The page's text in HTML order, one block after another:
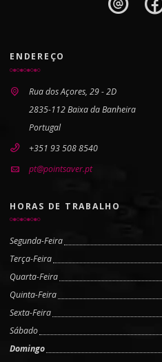
ENDEREÇO
Rua dos Açores, 29 - 2D
2835-112 Baixa da Banheira
Portugal
+351 93 508 8540
pt@pointsaver.pt
HORAS DE TRABALHO
Segunda-Feira
Terça-Feira
Quarta-Feira
Quinta-Feira
Sexta-Feira
Sábado
Domingo